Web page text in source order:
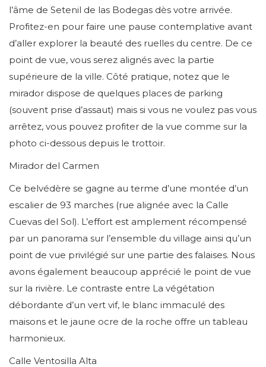
l’âme de Setenil de las Bodegas dès votre arrivée.
Profitez-en pour faire une pause contemplative avant
d’aller explorer la beauté des ruelles du centre. De ce
point de vue, vous serez alignés avec la partie
supérieure de la ville. Côté pratique, notez que le
mirador dispose de quelques places de parking
(souvent prise d’assaut) mais si vous ne voulez pas vous
arrêtez, vous pouvez profiter de la vue comme sur la
photo ci-dessous depuis le trottoir.
Mirador del Carmen
Ce belvédère se gagne au terme d’une montée d’un
escalier de 93 marches (rue alignée avec la Calle
Cuevas del Sol). L’effort est amplement récompensé
par un panorama sur l’ensemble du village ainsi qu’un
point de vue privilégié sur une partie des falaises. Nous
avons également beaucoup apprécié le point de vue
sur la rivière. Le contraste entre La végétation
débordante d’un vert vif, le blanc immaculé des
maisons et le jaune ocre de la roche offre un tableau
harmonieux.
Calle Ventosilla Alta